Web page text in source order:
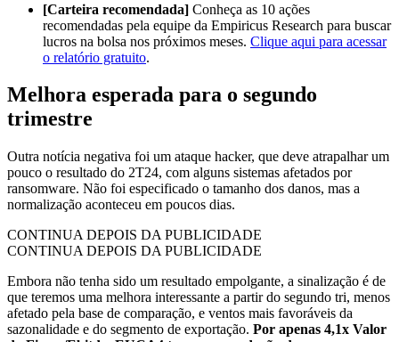
[Carteira recomendada] Conheça as 10 ações
recomendadas pela equipe da Empiricus Research para buscar
lucros na bolsa nos próximos meses. Clique aqui para acessar
o relatório gratuito.
Melhora esperada para o segundo
trimestre
Outra notícia negativa foi um ataque hacker, que deve atrapalhar um
pouco o resultado do 2T24, com alguns sistemas afetados por
ransomware. Não foi especificado o tamanho dos danos, mas a
normalização aconteceu em poucos dias.
CONTINUA DEPOIS DA PUBLICIDADE
CONTINUA DEPOIS DA PUBLICIDADE
Embora não tenha sido um resultado empolgante, a sinalização é de
que teremos uma melhora interessante a partir do segundo tri, menos
afetado pela base de comparação, e ventos mais favoráveis da
sazonalidade e do segmento de exportação. Por apenas 4,1x Valor